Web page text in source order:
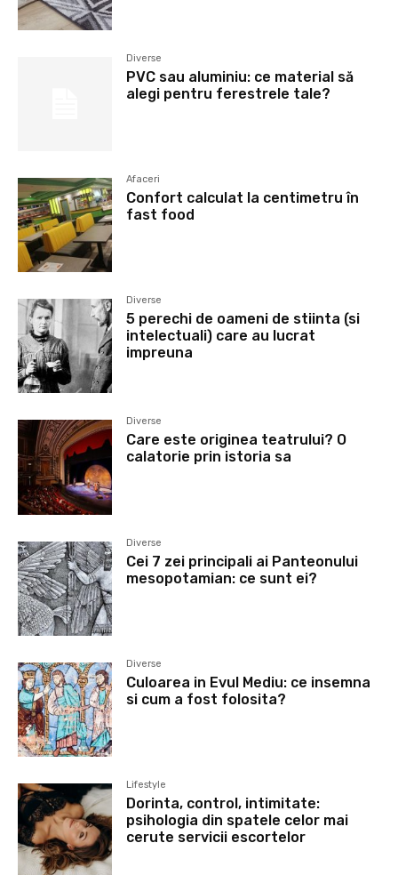
Diverse
PVC sau aluminiu: ce material să
alegi pentru ferestrele tale?
Afaceri
Confort calculat la centimetru în
fast food
Diverse
5 perechi de oameni de stiinta (si
intelectuali) care au lucrat
impreuna
Diverse
Care este originea teatrului? O
calatorie prin istoria sa
Diverse
Cei 7 zei principali ai Panteonului
mesopotamian: ce sunt ei?
Diverse
Culoarea in Evul Mediu: ce insemna
si cum a fost folosita?
Lifestyle
Dorinta, control, intimitate:
psihologia din spatele celor mai
cerute servicii escortelor